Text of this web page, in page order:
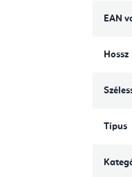
EAN
Hossz
Típus